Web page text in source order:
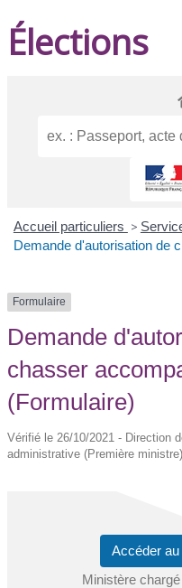
Élections
Accueil particuliers >
Demande d'autorisation de
Formulaire
Demande
chasser
(Formulaire)
Vérifié le 26/10/2021 - Direction
administrative (Première ministre)
Accéder
Ministère